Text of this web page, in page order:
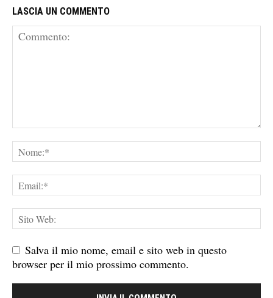
LASCIA UN COMMENTO
Salva il mio nome, email e sito web in questo
browser per il mio prossimo commento.